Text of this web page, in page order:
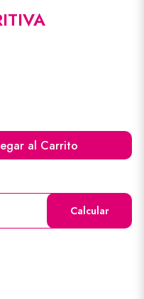
al Carrito
Calcular